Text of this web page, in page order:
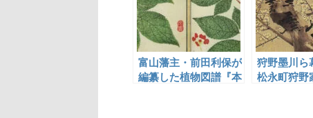
富山藩主・前田利保が
編纂した植物図譜『本
狩野墨川ら
松永町狩野